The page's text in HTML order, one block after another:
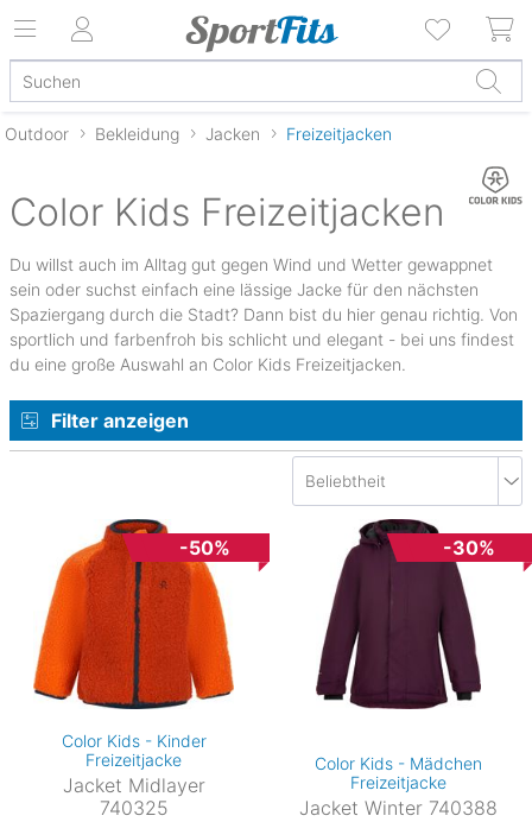
Outdoor Bekleidung Jacken Freizeitjacken
Color Kids Freizeitjacken
Du willst auch im Alltag gut gegen Wind und Wetter gewappnet
sein oder suchst einfach eine lässige Jacke für den nächsten
Spaziergang durch die Stadt? Dann bist du hier genau richtig. Von
sportlich und farbenfroh bis schlicht und elegant - bei uns findest
du eine große Auswahl an Color Kids Freizeitjacken.
Filter anzeigen
-50%
Color Kids - Kinder
Freizeitjacke
Jacket Midlayer
740325
-30%
Color Kids - Mädchen
Freizeitjacke
Jacket Winter 740388